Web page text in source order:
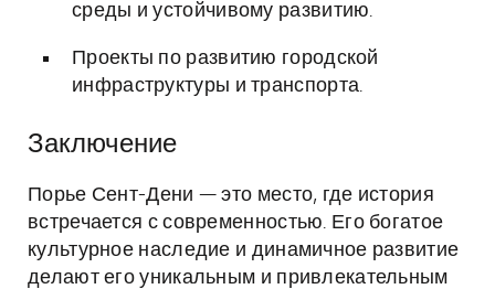
среды и устойчивому развитию.
Проекты по развитию городской
инфраструктуры и транспорта.
Заключение
Порье Сент-Дени — это место, где история
встречается с современностью. Его богатое
культурное наследие и динамичное развитие
делают его уникальным и привлекательным